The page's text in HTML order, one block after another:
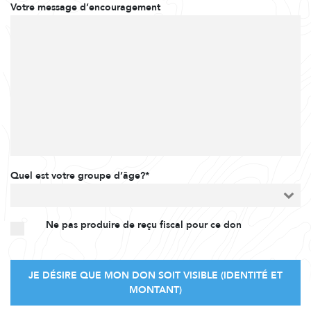
Votre message d’encouragement
Quel est votre groupe d’âge?*
Ne pas produire de reçu fiscal pour ce don
JE DÉSIRE QUE MON DON SOIT VISIBLE (IDENTITÉ ET
MONTANT)